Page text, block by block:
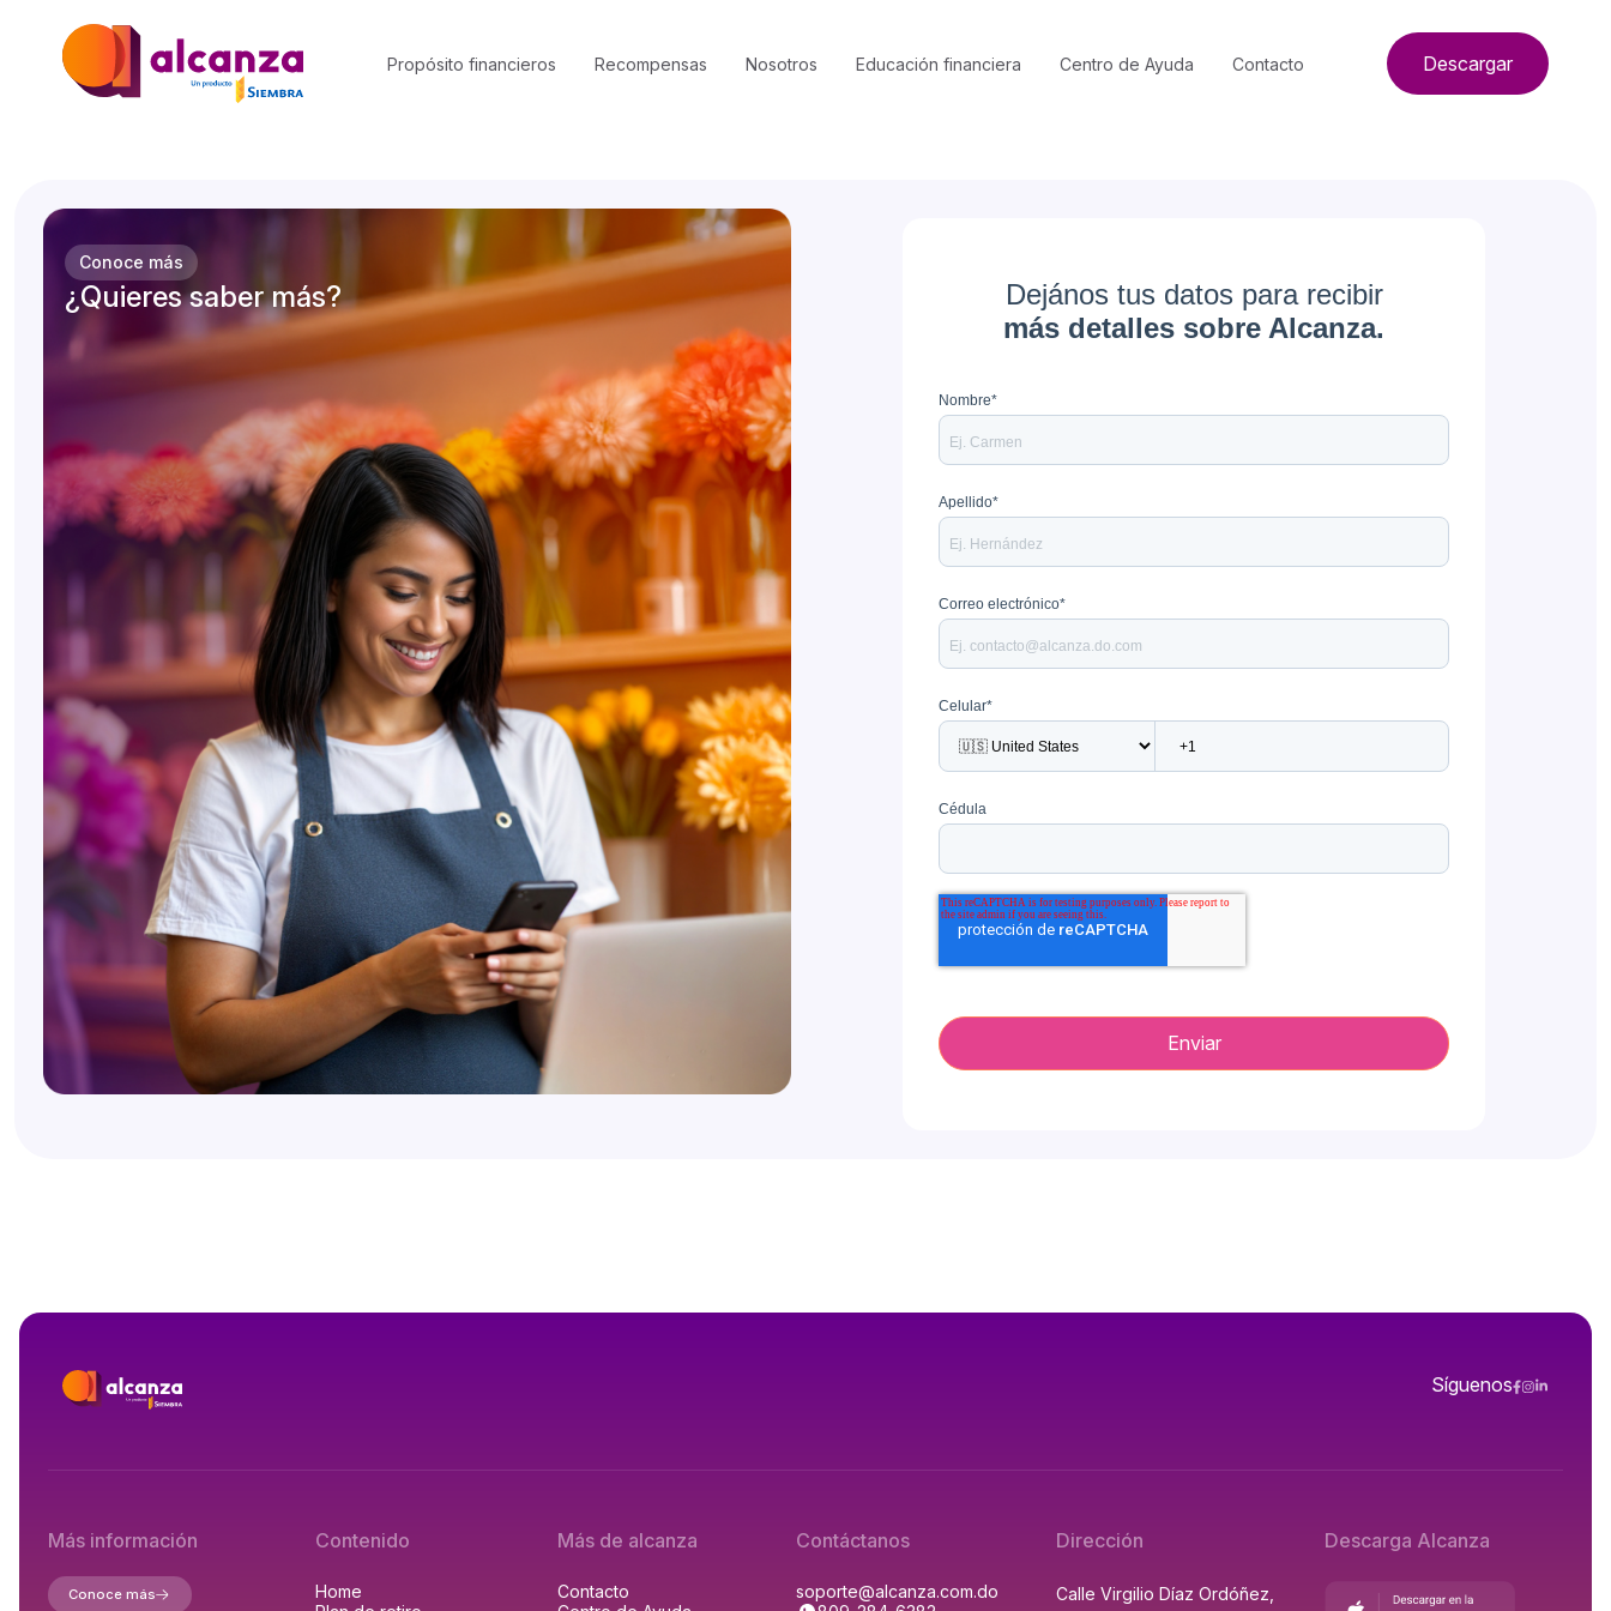
Propósito financieros Recompensas Nosotros Educación financiera Centro de Ayuda Contacto Descargar
Conoce más
¿Quieres saber más?
Dejános tus datos para recibir
más detalles sobre Alcanza.
Nombre*
Apellido*
Correo electrónico*
Celular*
Cédula
Síguenos
Más información
Conoce más
Contenido
Home
Más de alcanza
Contacto
Contáctanos
soporte@alcanza.com.do
Dirección
Calle Virgilio Díaz Ordóñez,
Descarga Alcanza